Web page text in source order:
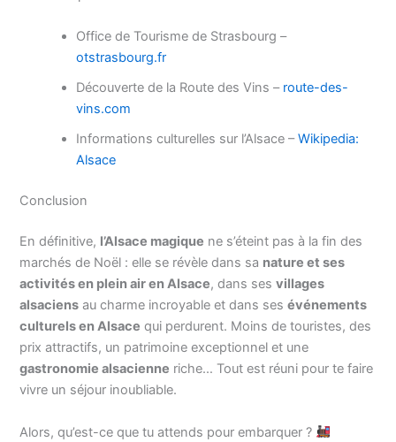
Office de Tourisme de Strasbourg –
otstrasbourg.fr
Découverte de la Route des Vins – route-des-
vins.com
Informations culturelles sur l’Alsace –Wikipedia:
Alsace
Conclusion
En définitive, l’Alsace magique ne s’éteint pas à la fin des
marchés de Noël : elle se révèle dans sa nature et ses
activités en plein air en Alsace, dans sesvillages
alsaciens au charme incroyable et dans sesévénements
culturels en Alsace qui perdurent. Moins de touristes, des
prix attractifs, un patrimoine exceptionnel et une
gastronomie alsacienne riche… Tout est réuni pour te faire
vivre un séjour inoubliable.
Alors, qu’est-ce que tu attends pour embarquer ?